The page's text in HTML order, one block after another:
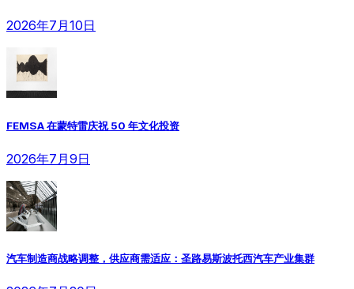
2026年7月10日
FEMSA 在蒙特雷庆祝 50 年文化投资
2026年7月9日
汽车制造商战略调整，供应商需适应：圣路易斯波托西汽车产业集群